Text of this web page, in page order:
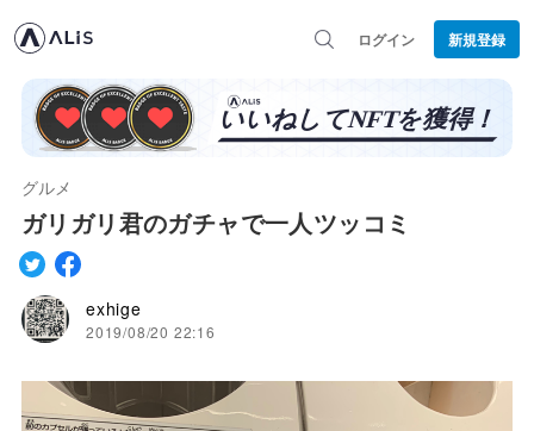
ログイン 新規登録
グルメ
ガリガリ君のガチャで一人ツッコミ
exhige
2019/08/20 22:16